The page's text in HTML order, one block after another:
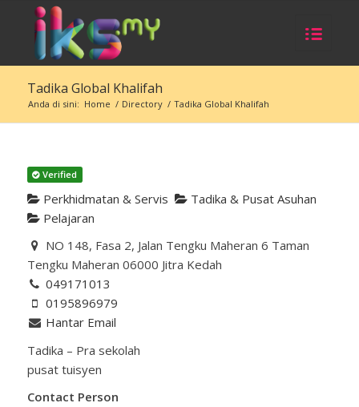
Tadika Global Khalifah
Anda di sini: Home / Directory / Tadika Global Khalifah
Verified
Perkhidmatan & Servis
Tadika & Pusat Asuhan
Pelajaran
NO 148, Fasa 2, Jalan Tengku Maheran 6 Taman
Tengku Maheran 06000 Jitra Kedah
049171013
0195896979
Hantar Email
Tadika – Pra sekolah
pusat tuisyen
Contact Person